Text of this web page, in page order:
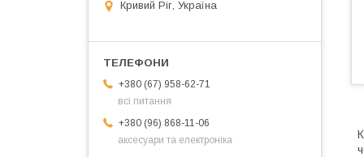
Кривий Ріг, Україна
+380 (67) 958-62-71
всі питання
+380 (96) 868-11-06
аксесуари та електроніка